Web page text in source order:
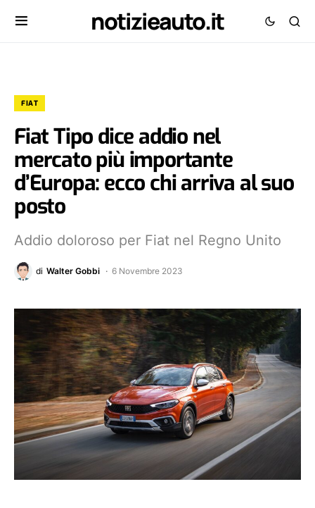
notizieauto.it
FIAT
Fiat Tipo dice addio nel
mercato più importante
d’Europa: ecco chi arriva al suo
posto
Addio doloroso per Fiat nel Regno Unito
di Walter Gobbi 6 Novembre 2023